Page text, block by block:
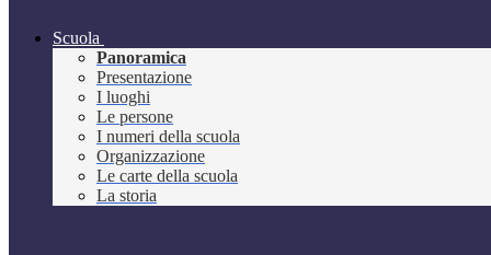
Scuola
Panoramica
Presentazione
I luoghi
Le persone
I numeri della scuola
Organizzazione
Le carte della scuola
La storia